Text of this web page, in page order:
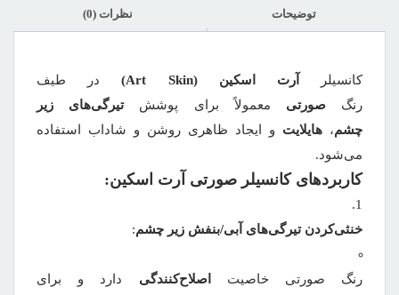
توضیحات نظرات (0)
کانسیلر آرت اسکین (Art Skin)
در طیف
رنگصورتی معمولاً برای پوششتیرگی‌های زیر
چشم، هایلایت و ایجاد ظاهری روشن و شاداب استفاده
می‌شود.
کاربردهای کانسیلر صورتی آرت اسکین:
خنثی‌کردن تیرگی‌های آبی/بنفش زیر چشم:
رنگ صورتی خاصیت اصلاح‌کنندگی دارد و برای